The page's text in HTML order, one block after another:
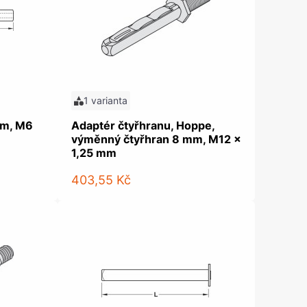
nohy, Nábytkové nohy a
nastavení
M6
1 varianta
Adaptér čtyřhranu, Hoppe,
výměnný čtyřhran 8 mm, M12 x
1,25 mm
403,55 Kč